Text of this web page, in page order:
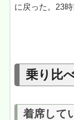
に戻った。23
乗り比
着席して